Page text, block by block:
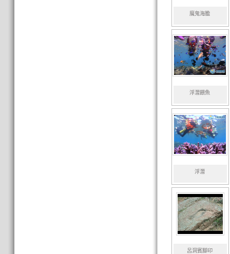
魔鬼海膽
浮潛餵魚
浮潛
呂洞賓腳印